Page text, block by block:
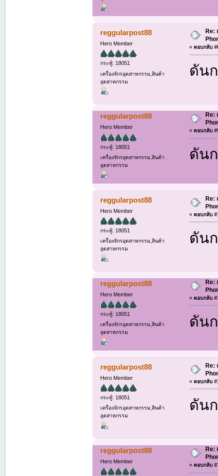
reggularpost88
Hero Member
กระทู้: 18051
เครื่องจักรอุตสาหกรรม,สินค้า
อุตสาหกรรม
Re:
«ตอบกลับ
ดัน
reggularpost88
Hero Member
กระทู้: 18051
เครื่องจักรอุตสาหกรรม,สินค้า
อุตสาหกรรม
Re:
«ตอบกลับ
ดัน
reggularpost88
Hero Member
กระทู้: 18051
เครื่องจักรอุตสาหกรรม,สินค้า
อุตสาหกรรม
Re:
«ตอบกลับ
ดัน
reggularpost88
Hero Member
กระทู้: 18051
เครื่องจักรอุตสาหกรรม,สินค้า
อุตสาหกรรม
Re:
«ตอบกลับ
ดัน
reggularpost88
Hero Member
กระทู้: 18051
เครื่องจักรอุตสาหกรรม,สินค้า
อุตสาหกรรม
Re:
«ตอบกลับ
ดัน
reggularpost88
Hero Member
Re:
«ตอบกลับ